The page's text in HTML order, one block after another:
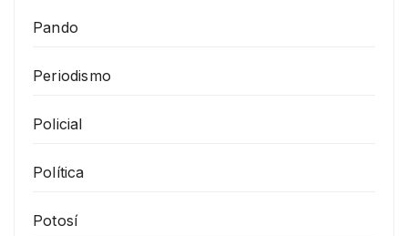
Pando
Periodismo
Policial
Política
Potosí